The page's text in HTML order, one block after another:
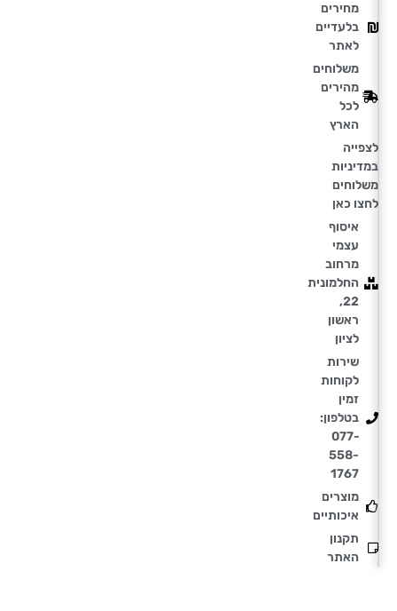
מחירים
בלעדיים
לאתר
משלוחים
מהירים
לכל
הארץ
לצפייה
במדיניות
משלוחים
לחצו כאן
איסוף
עצמי
מרחוב
החלמונית
22,
ראשון
לציון
שירות
לקוחות
זמין
בטלפון:
077-
558-
1767
מוצרים
איכותיים
תקנון
האתר